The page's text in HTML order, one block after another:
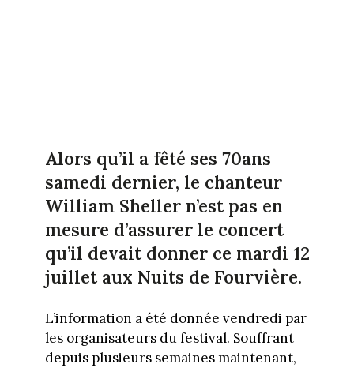
Alors qu’il a fêté ses 70ans
samedi dernier, le chanteur
William Sheller n’est pas en
mesure d’assurer le concert
qu’il devait donner ce mardi 12
juillet aux Nuits de Fourvière.
L’information a été donnée vendredi par
les organisateurs du festival. Souffrant
depuis plusieurs semaines maintenant,